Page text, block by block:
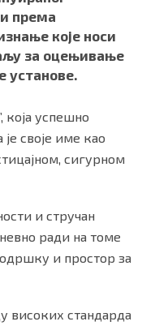
према
које носи
за оцењивање
установе.
која успешно
своје име као
сигурном
и стручан
ради на томе
и простор за
високих стандарда